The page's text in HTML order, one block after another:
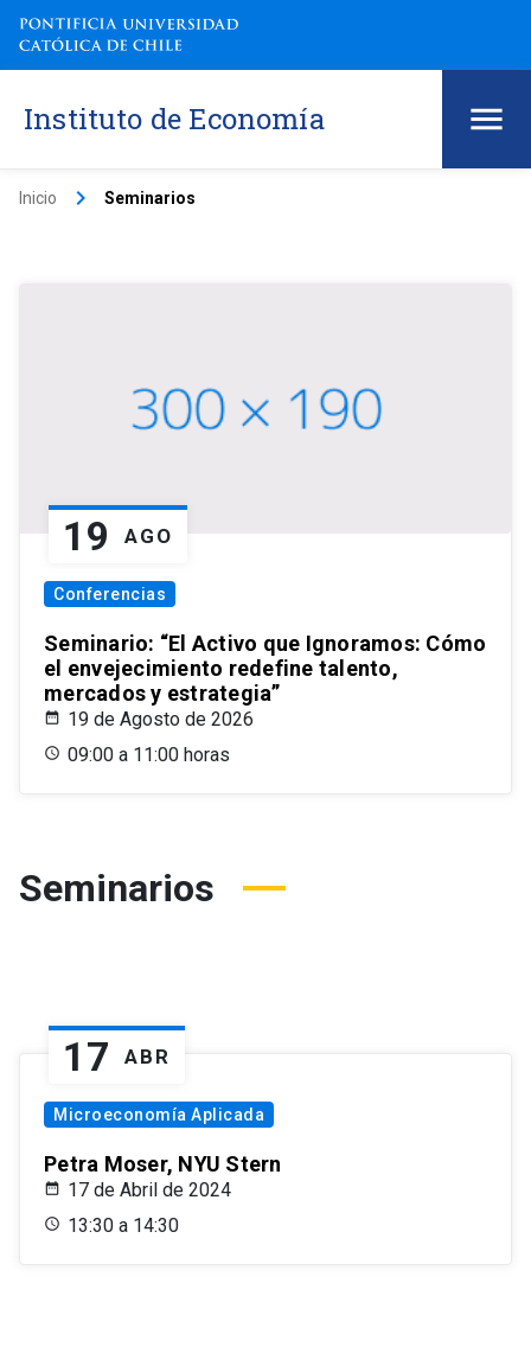
Instituto de Economía
Inicio keyboard_arrow_right Seminarios
19 AGO
Conferencias
Seminario: “El Activo que Ignoramos: Cómo
el envejecimiento redefine talento,
mercados y estrategia”
19 de Agosto de 2026
09:00 a 11:00 horas
Seminarios
17 ABR
Microeconomía Aplicada
Petra Moser, NYU Stern
17 de Abril de 2024
13:30 a 14:30